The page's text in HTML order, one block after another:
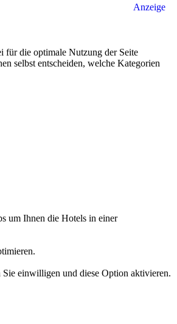
für die optimale Nutzung der Seite
selbst entscheiden, welche Kategorien
um Ihnen die Hotels in einer
einwilligen und diese Option aktivieren.
Anzeige